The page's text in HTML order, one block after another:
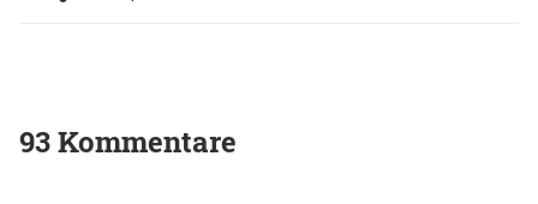
93 Kommentare